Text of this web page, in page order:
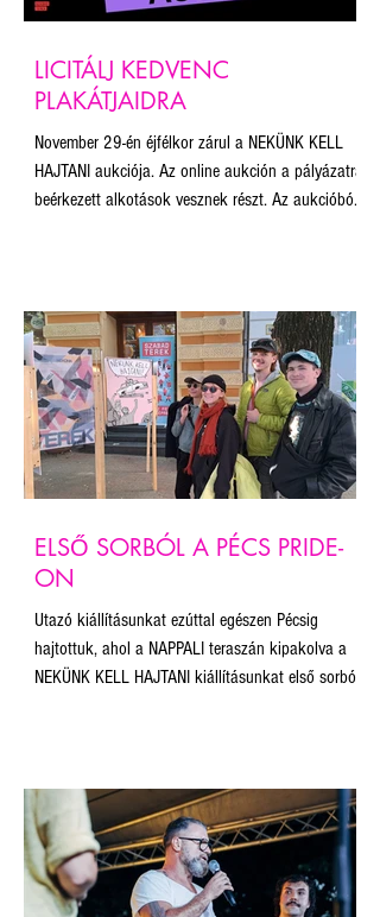
LICITÁLJ KEDVENC
PLAKÁTJAIDRA
November 29-én éjfélkor zárul a NEKÜNK KELL
HAJTANI aukciója. Az online aukción a pályázatra
beérkezett alkotások vesznek részt. Az aukcióból
ELSŐ SORBÓL A PÉCS PRIDE-
ON
Utazó kiállításunkat ezúttal egészen Pécsig
hajtottuk, ahol a NAPPALI teraszán kipakolva a
NEKÜNK KELL HAJTANI kiállításunkat első sorból
szerencsében részesültünk, hogy az útvonal egy
kiemelt pontján állítottuk fel a plakátokat. Először
vittük magunkkal a 20 legjobb plakáton kívül a
közönségdíjas alkotást is.